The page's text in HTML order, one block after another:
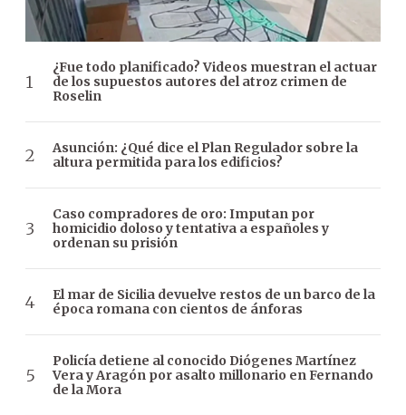
¿Fue todo planificado? Videos muestran el actuar
de los supuestos autores del atroz crimen de
Roselin
Asunción: ¿Qué dice el Plan Regulador sobre la
altura permitida para los edificios?
Caso compradores de oro: Imputan por
homicidio doloso y tentativa a españoles y
ordenan su prisión
El mar de Sicilia devuelve restos de un barco de la
época romana con cientos de ánforas
Policía detiene al conocido Diógenes Martínez
Vera y Aragón por asalto millonario en Fernando
de la Mora